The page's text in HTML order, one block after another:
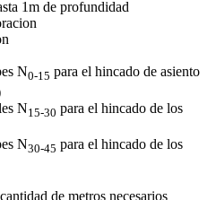
1m de profundidad
N0-15 para el hincado de asiento
N15-30 para el hincado de los
N30-45 para el hincado de los
de metros necesarios